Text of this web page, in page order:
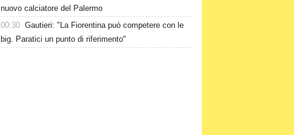
nuovo calciatore del Palermo
00:30 Gautieri: "La Fiorentina può competere con le
big. Paratici un punto di riferimento"